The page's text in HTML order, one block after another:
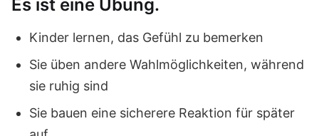
Es ist eine Übung.
Kinder lernen, das Gefühl zu bemerken
Sie üben andere Wahlmöglichkeiten, während
sie ruhig sind
Sie bauen eine sicherere Reaktion für später